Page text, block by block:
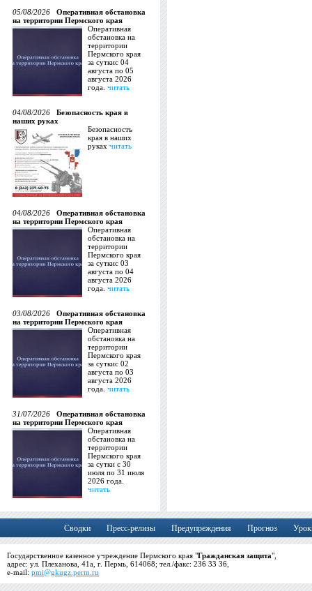
05/08/2026
Оперативная обстановка
на территории Пермского края
Оперативная
обстановка на
территории
Пермского края
за суткис 04
августа по 05
августа 2026
года. читать
04/08/2026
Безопасность края в
наших руках
Безопасность
края в наших
руках читать
04/08/2026
Оперативная обстановка
на территории Пермского края
Оперативная
обстановка на
территории
Пермского края
за суткис 03
августа по 04
августа 2026
года. читать
03/08/2026
Оперативная обстановка
на территории Пермского края
Оперативная
обстановка на
территории
Пермского края
за суткис 02
августа по 03
августа 2026
года. читать
31/07/2026
Оперативная обстановка
на территории Пермского края
Оперативная
обстановка на
территории
Пермского края
за сутки с 30
июля по 31 июля
2026 года.
читать
Сводки Пресс-релизы Предупреждения Прогноз
Государственное казенное учреждение Пермского края "Гражданская защита",
адрес: ул. Плеханова, 41а, г. Пермь, 614068; тел./факс: 236 33 36,
e-mail: pmi@gkugz.perm.ru